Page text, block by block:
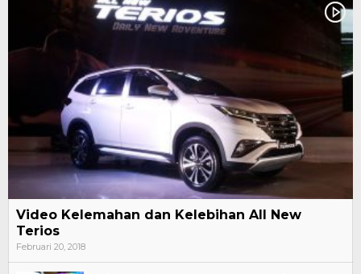
Video Kelemahan dan Kelebihan All New
Terios
Februari 20, 2018